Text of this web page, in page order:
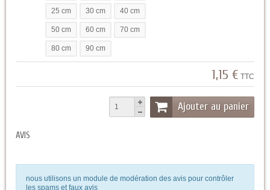
25 cm 30 cm 40 cm
50 cm 60 cm 70 cm
80 cm 90 cm
1,15 € TTC
Ajouter au panier
AVIS
nous utilisons un module de modération des avis pour contrôler
les spams et faux avis